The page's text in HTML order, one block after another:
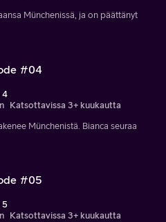
Münchenissä, ja on päättänyt
#04
4
Katsottavissa 3+ kuukautta
Münchenistä. Bianca seuraa
#05
5
Katsottavissa 3+ kuukautta